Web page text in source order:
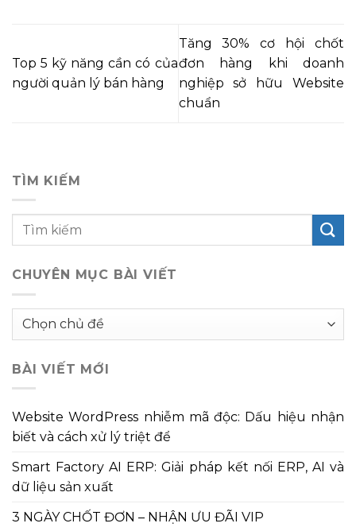
Top 5 kỹ năng cần có của
người quản lý bán hàng
Tăng 30% cơ hội chốt
đơn hàng khi doanh
nghiệp sở hữu Website
chuẩn
TÌM KIẾM
CHUYÊN MỤC BÀI VIẾT
Chuyên
viết
BÀI VIẾT MỚI
Website WordPress nhiễm mã độc: Dấu hiệu nhận
biết và cách xử lý triệt để
Smart Factory AI ERP: Giải pháp kết nối ERP, AI và
dữ liệu sản xuất
3 NGÀY CHỐT ĐƠN – NHẬN ƯU ĐÃI VIP